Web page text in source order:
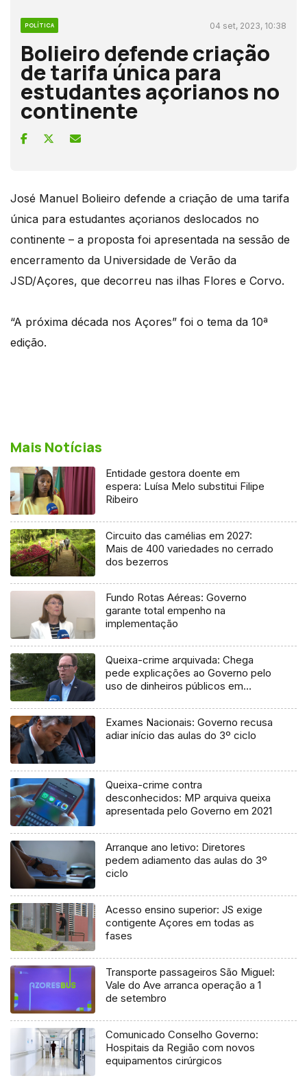
POLÍTICA 04 set, 2023, 10:38
Bolieiro defende criação
de tarifa única para
estudantes açorianos no
continente
José Manuel Bolieiro defende a criação de uma tarifa
única para estudantes açorianos deslocados no
continente – a proposta foi apresentada na sessão de
encerramento da Universidade de Verão da
JSD/Açores, que decorreu nas ilhas Flores e Corvo.
“A próxima década nos Açores” foi o tema da 10ª
edição.
Mais Notícias
Entidade gestora doente em
espera: Luísa Melo substitui Filipe
Ribeiro
Circuito das camélias em 2027:
Mais de 400 variedades no cerrado
dos bezerros
Fundo Rotas Aéreas: Governo
garante total empenho na
implementação
Queixa-crime arquivada: Chega
pede explicações ao Governo pelo
uso de dinheiros públicos em
Exames Nacionais: Governo recusa
adiar início das aulas do 3º ciclo
Queixa-crime contra
desconhecidos: MP arquiva queixa
apresentada pelo Governo em 2021
Arranque ano letivo: Diretores
pedem adiamento das aulas do 3º
ciclo
Acesso ensino superior: JS exige
contigente Açores em todas as
fases
Transporte passageiros São Miguel:
Vale do Ave arranca operação a 1
de setembro
Comunicado Conselho Governo:
Hospitais da Região com novos
equipamentos cirúrgicos